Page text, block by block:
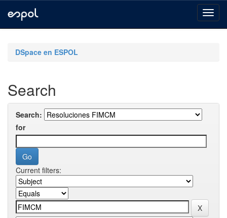
navigationDSpace en ESPOL
Search
Search:
for
Current filters: